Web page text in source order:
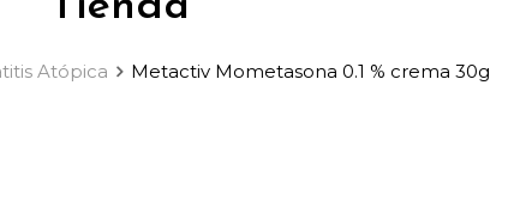
Atópica Metactiv Mometasona 0.1 % crema 30g